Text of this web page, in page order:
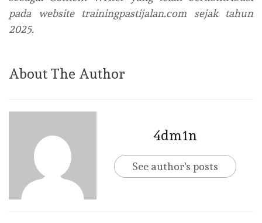
pada website trainingpastijalan.com sejak tahun
2025.
About The Author
4dm1n
See author's posts